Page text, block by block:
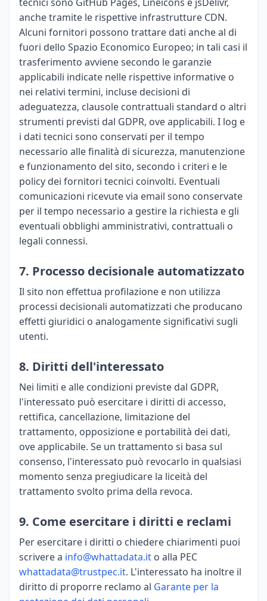
anche tramite le rispettive infrastrutture CDN.
Alcuni fornitori possono trattare dati anche al di
fuori dello Spazio Economico Europeo; in tali casi il
trasferimento avviene secondo le garanzie
applicabili indicate nelle rispettive informative o
nei relativi termini, incluse decisioni di
adeguatezza, clausole contrattuali standard o altri
strumenti previsti dal GDPR, ove applicabili. I log e
i dati tecnici sono conservati per il tempo
necessario alle finalità di sicurezza, manutenzione
e funzionamento del sito, secondo i criteri e le
policy dei fornitori tecnici coinvolti. Eventuali
comunicazioni ricevute via email sono conservate
per il tempo necessario a gestire la richiesta e gli
eventuali obblighi amministrativi, contrattuali o
legali connessi.
7. Processo decisionale automatizzato
Il sito non effettua profilazione e non utilizza
processi decisionali automatizzati che producano
effetti giuridici o analogamente significativi sugli
utenti.
8. Diritti dell'interessato
Nei limiti e alle condizioni previste dal GDPR,
l'interessato può esercitare i diritti di accesso,
rettifica, cancellazione, limitazione del
trattamento, opposizione e portabilità dei dati,
ove applicabile. Se un trattamento si basa sul
consenso, l'interessato può revocarlo in qualsiasi
momento senza pregiudicare la liceità del
trattamento svolto prima della revoca.
9. Come esercitare i diritti e reclami
Per esercitare i diritti o chiedere chiarimenti puoi
scrivere a info@whattadata.it o alla PEC
whattadata@trustpec.it. L'interessato ha inoltre il
diritto di proporre reclamo al Garante per la